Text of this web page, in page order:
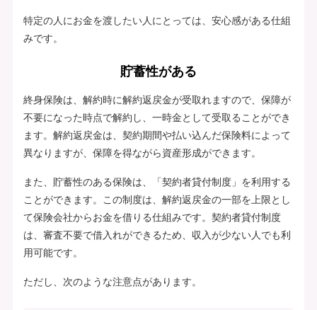
特定の人にお金を渡したい人にとっては、安心感がある仕組
みです。
貯蓄性がある
終身保険は、解約時に解約返戻金が受取れますので、保障が
不要になった時点で解約し、一時金として受取ることができ
ます。解約返戻金は、契約期間や払い込んだ保険料によって
異なりますが、保障を得ながら資産形成ができます。
また、貯蓄性のある保険は、「契約者貸付制度」を利用する
ことができます。この制度は、解約返戻金の一部を上限とし
て保険会社からお金を借りる仕組みです。契約者貸付制度
は、審査不要で借入れができるため、収入が少ない人でも利
用可能です。
ただし、次のような注意点があります。